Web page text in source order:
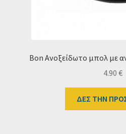
Bon Ανοξείδωτο μπολ με
4.90 €
ΔΕΣ ΤΗΝ